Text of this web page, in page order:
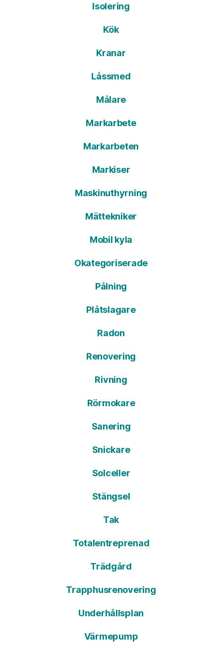
Isolering
Kök
Kranar
Låssmed
Målare
Markarbete
Markarbeten
Markiser
Maskinuthyrning
Mättekniker
Mobil kyla
Okategoriserade
Pålning
Plåtslagare
Radon
Renovering
Rivning
Rörmokare
Sanering
Snickare
Solceller
Stängsel
Tak
Totalentreprenad
Trädgård
Trapphusrenovering
Underhållsplan
Värmepump